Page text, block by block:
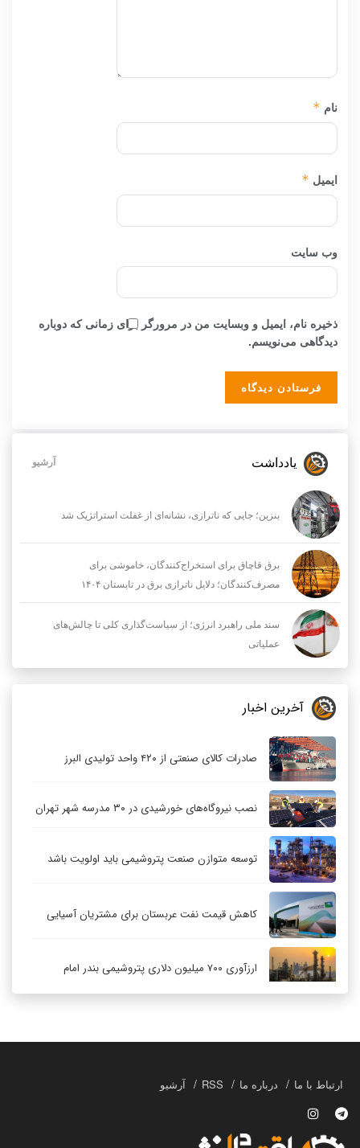
نام *
ایمیل *
وب‌ سایت
ذخیره نام، ایمیل و وبسایت من در مرورگر برای زمانی که دوباره
دیدگاهی می‌نویسم.
یادداشت آرشیو
بنزین؛ جایی که ناترازی، نشانه‌ای از غفلت استراتژیک شد
برق قاچاق برای استخراج‌کنندگان، خاموشی برای
مصرف‌کنندگان؛ دلایل ناترازی برق در تابستان ۱۴۰۴
سند ملی راهبرد انرژی؛ از سیاست‌گذاری کلی تا چالش‌های
عملیاتی
آخرین اخبار
صادرات کالای صنعتی از ۴۲۰ واحد تولیدی البرز
نصب نیروگاه‌های خورشیدی در ۳۰ مدرسه شهر تهران
توسعه متوازن صنعت پتروشیمی باید اولویت باشد
کاهش قیمت نفت عربستان برای مشتریان آسیایی
ارزآوری ۷۰۰ میلیون دلاری پتروشیمی بندر امام
ارتباط با ما درباره ما RSS آرشیو